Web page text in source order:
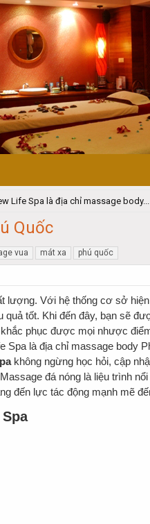
Life Spa là địa chỉ massage body...
Quốc
vua mát xa phú quốc
lượng. Với hệ thống cơ sở
tốt. Khi đến đây, bạn sẽ
phục được mọi nhược
không ngừng học hỏi, cập
đá nóng là liệu trình
đến lực tác động mạnh mẽ